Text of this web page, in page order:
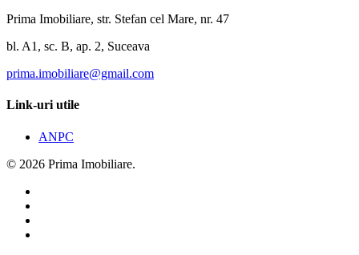
Prima Imobiliare, str. Stefan cel Mare, nr. 47
bl. A1, sc. B, ap. 2, Suceava
prima.imobiliare@gmail.com
Link-uri utile
ANPC
© 2026 Prima Imobiliare.